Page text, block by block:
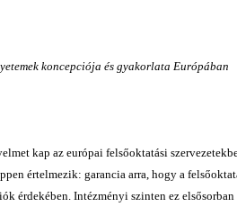
koncepciója és gyakorlata Európában
kap az európai felsőoktatási
értelmezik: garancia arra, hogy a
érdekében. Intézményi szinten ez